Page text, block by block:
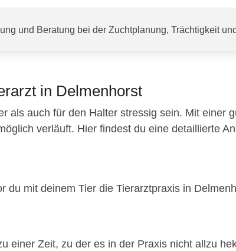
und Beratung bei der Zuchtplanung, Trächtigkeit
in Delmenhorst
als auch für den Halter stressig sein. Mit einer
verläuft. Hier findest du eine detaillierte
du mit deinem Tier die Tierarztpraxis in
einer Zeit, zu der es in der Praxis nicht allzu